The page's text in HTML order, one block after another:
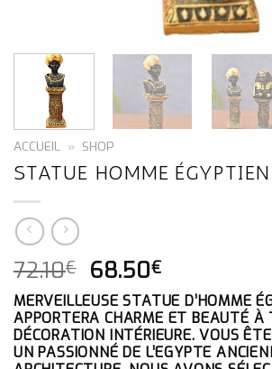
ACCUEIL » SHOP
STATUE HOMME ÉGYPTIEN
72.10€ LE
PRIX
INITIAL
ÉTAIT :
72.10€.
68.50€LE
PRIX
ACTUEL
EST :
68.50€.
MERVEILLEUSE STATUE D’HOMME
APPORTERA CHARME ET BEAUTÉ À
DÉCORATION INTÉRIEURE. VOUS
UN PASSIONNÉ DE L’EGYPTE